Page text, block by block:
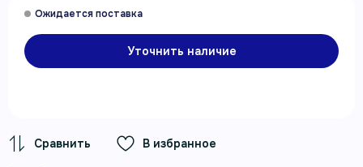
Уточнить наличие
В избранное